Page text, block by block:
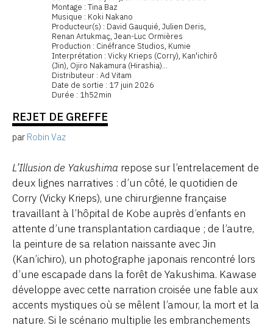
Montage : Tina Baz
Musique : Koki Nakano
Producteur(s) : David Gauquié, Julien Deris,
Renan Artukmaç, Jean-Luc Ormières
Production : Cinéfrance Studios, Kumie
Interprétation : Vicky Krieps (Corry), Kan'ichirô
(Jin), Ojiro Nakamura (Hirashia)...
Distributeur : Ad Vitam
Date de sortie : 17 juin 2026
Durée : 1h52min
REJET DE GREFFE
par Robin Vaz
L’Illusion de Yakushima repose sur l’entrelacement de
deux lignes narratives : d’un côté, le quotidien de
Corry (Vicky Krieps), une chirurgienne française
travaillant à l’hôpital de Kobe auprès d’enfants en
attente d’une transplantation cardiaque ; de l’autre,
la peinture de sa relation naissante avec Jin
(Kan’ichiro), un photographe japonais rencontré lors
d’une escapade dans la forêt de Yakushima. Kawase
développe avec cette narration croisée une fable aux
accents mystiques où se mêlent l’amour, la mort et la
nature. Si le scénario multiplie les embranchements